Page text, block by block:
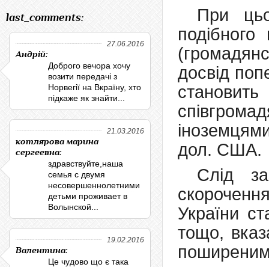
При
досвід
дол. США.
Слід
України
тощо,
last_comments:
27.06.2016
Андрій:
Доброго вечора хочу
возити передачі з
Норвегії на Вкраїну, хто
підкаже як знайти...
21.03.2016
котлярова марина
сергеевна:
здравствуйте,наша
семья с двумя
несовершеннолетними
детьми проживает в
Волынской...
19.02.2016
Валентина:
Це чудово що є така